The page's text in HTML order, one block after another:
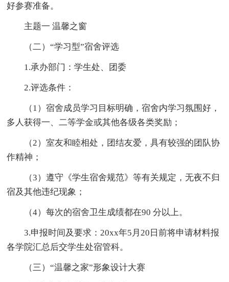
好参赛准备。
主题一 温馨之窗
（二）“学习型”宿舍评选
1.承办部门：学生处、团委
2.评选条件：
（1）宿舍成员学习目标明确，宿舍内学习氛围好，
多人获得一、二等学金或其他各级各类奖励；
（2）室友和睦相处，团结友爱，具有较强的团队协
作精神；
（3）遵守《学生宿舍规范》等有关规定，无夜不归
宿及其他违纪现象；
（4）每次的宿舍卫生成绩都在90 分以上。
3.申报时间及要求：20xx年5月20日前将申请材料报
各学院汇总后交学生处宿管科。
（三）“温馨之家”形象设计大赛